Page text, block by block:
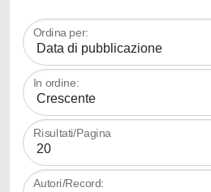
Ordina per:
In ordine:
Risultati/Pagina
Autori/Record: